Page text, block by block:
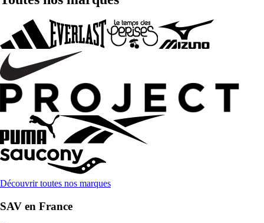
Découvrir toutes nos marques
SAV en France